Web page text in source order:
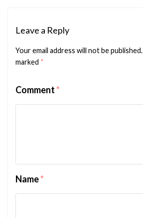
Leave a Reply
Your email address will not be published.
marked *
Comment*
Name*